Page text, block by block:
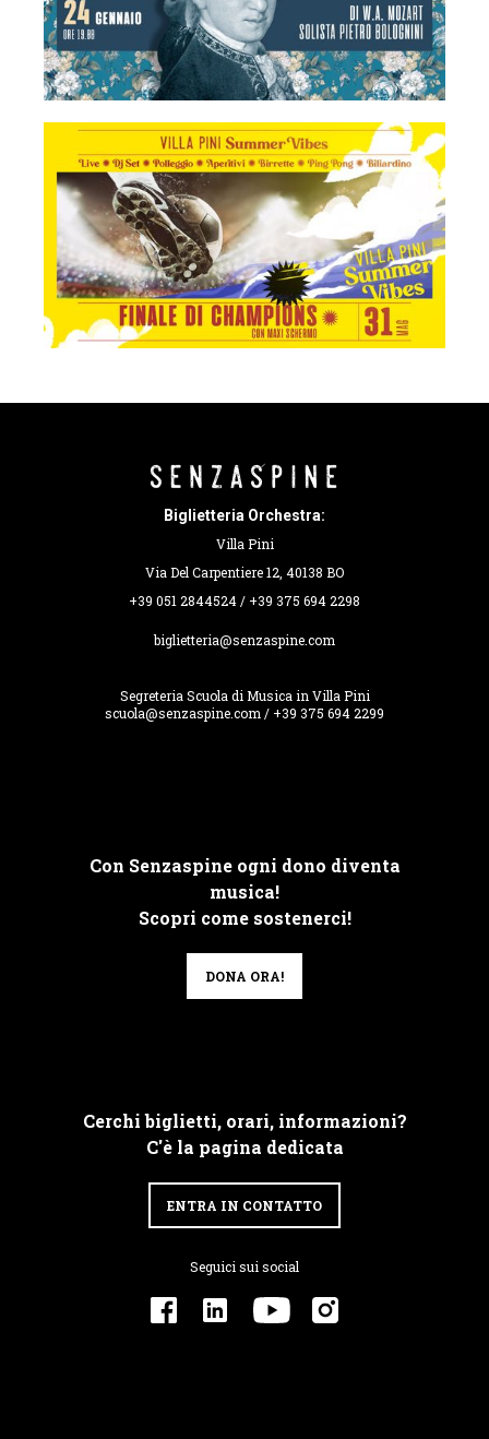
Biglietteria Orchestra:
Villa Pini
Via Del Carpentiere 12, 40138 BO
+39 051 2844524 / +39 375 694 2298
biglietteria@senzaspine.com
Segreteria Scuola di Musica in Villa Pini
scuola@senzaspine.com / +39 375 694 2299
Con Senzaspine ogni dono diventa
musica!
Scopri come sostenerci!
DONA ORA!
Cerchi biglietti, orari, informazioni?
C'è la pagina dedicata
ENTRA IN CONTATTO
Seguici sui social